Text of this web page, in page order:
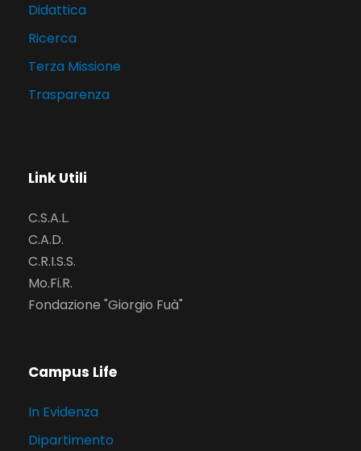
Didattica
Ricerca
Terza Missione
Trasparenza
Link Utili
C.S.A.L.
C.A.D.
C.R.I.S.S.
Mo.Fi.R.
Fondazione "Giorgio Fuà"
Campus Life
In Evidenza
Dipartimento